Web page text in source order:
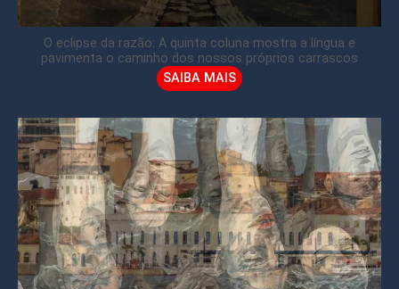
O eclipse da razão: A quinta coluna mostra a língua e
pavimenta o caminho dos nossos próprios carrascos
SAIBA MAIS